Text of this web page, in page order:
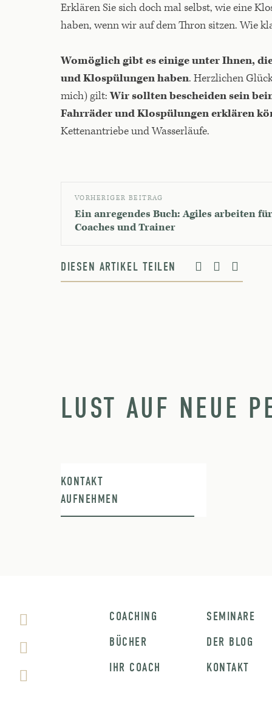
Erklären Sie sich doch mal selbst, wie eine
haben, wenn wir auf dem Thron sitzen. Wie
Womöglich gibt es einige unter Ihnen,
und Klospülungen haben. Herzlichen
mich) gilt:Wir sollten bescheiden sein
Fahrräder und Klospülungen erklären
Kettenantriebe und Wasserläufe.
VORHERIGER BEITRAG
Ein anregendes Buch: Agiles arbeiten für
Coaches und Trainer
DIESEN ARTIKEL TEILEN
LUST AUF NEUE
KONTAKT
AUFNEHMEN
COACHING
BÜCHER
IHR COACH
SEMINARE
DER BLOG
KONTAKT